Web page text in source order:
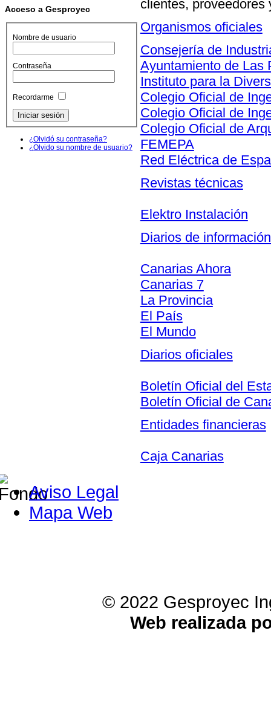
Acceso a Gesproyec
Nombre de usuario
Contraseña
Recordarme
¿Olvidó su contraseña?
¿Olvido su nombre de usuario?
clientes, proveedores
Organismos oficiales
Consejería de
Ayuntamiento de Las
Instituto para la
Colegio Oficial de
Colegio Oficial de
Colegio Oficial de
FEMEPA
Red Eléctrica de
Revistas técnicas
Elektro Instalación
Diarios de
Canarias Ahora
Canarias 7
La Provincia
El País
El Mundo
Diarios oficiales
Boletín Oficial del
Boletín Oficial de
Entidades financieras
Caja Canarias
Aviso Legal
Mapa Web
© 2022 Gesproyec
Web realizada